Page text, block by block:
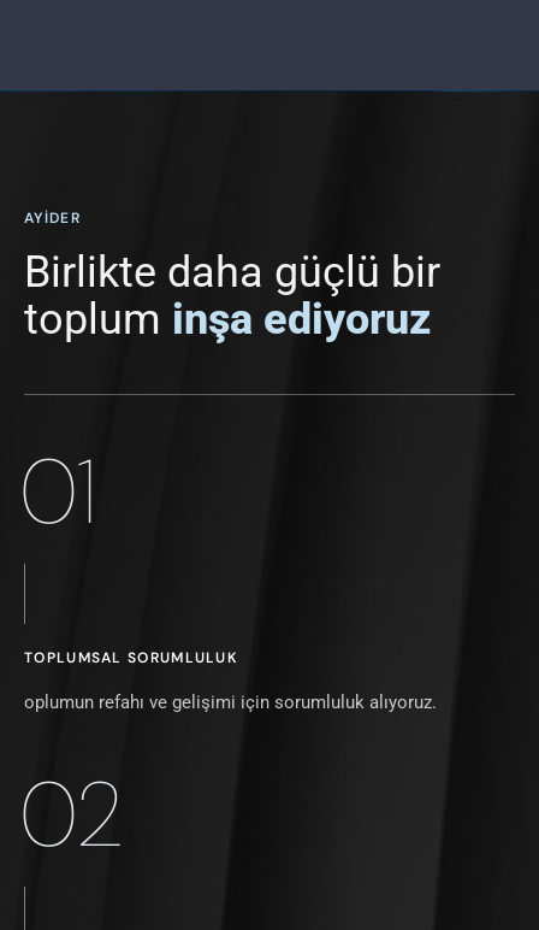
AYIDER
Birlikte daha güçlü bir
toplum inşa ediyoruz
01
TOPLUMSAL SORUMLULUK
oplumun refahı ve gelişimi için sorumluluk alıyoruz.
02